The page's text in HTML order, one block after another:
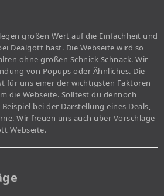
großen Wert auf die Einfachheit und
Dealgott hast. Die Webseite wird so
ohne großen Schnick Schnack. Wir
von Popups oder Ähnliches. Die
für uns einer der wichtigsten Faktoren
die Webseite. Solltest du dennoch
bei der Darstellung eines Deals,
Wir freuen uns auch über Vorschläge
Webseite.